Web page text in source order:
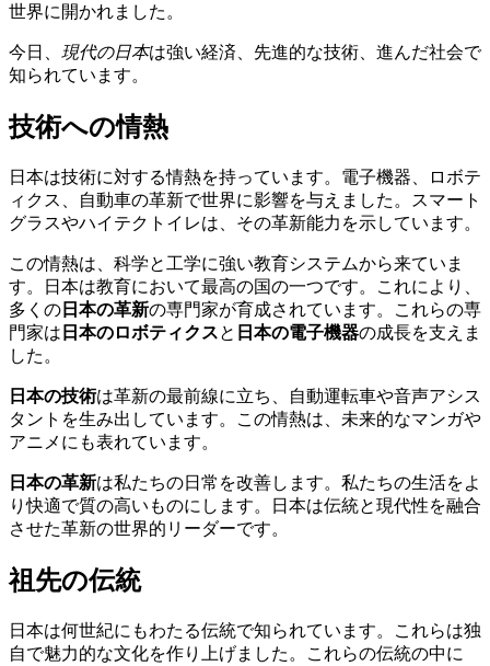
世界に開かれました。
今日、 現代の日本は強い経済、先進的な技術、進んだ社会で
知られています。
技術への情熱
日本は技術に対する情熱を持っています。電子機器、ロボテ
ィクス、自動車の革新で世界に影響を与えました。スマート
グラスやハイテクトイレは、その革新能力を示しています。
この情熱は、科学と工学に強い教育システムから来ていま
す。日本は教育において最高の国の一つです。これにより、
多くの 日本の革新の専門家が育成されています。これらの専
門家は 日本のロボティクスと 日本の電子機器の成長を支えま
した。
日本の技術は革新の最前線に立ち、自動運転車や音声アシス
タントを生み出しています。この情熱は、未来的なマンガや
アニメにも表れています。
日本の革新は私たちの日常を改善します。私たちの生活をよ
り快適で質の高いものにします。日本は伝統と現代性を融合
させた革新の世界的リーダーです。
祖先の伝統
日本は何世紀にもわたる伝統で知られています。これらは独
自で魅力的な文化を作り上げました。これらの伝統の中に